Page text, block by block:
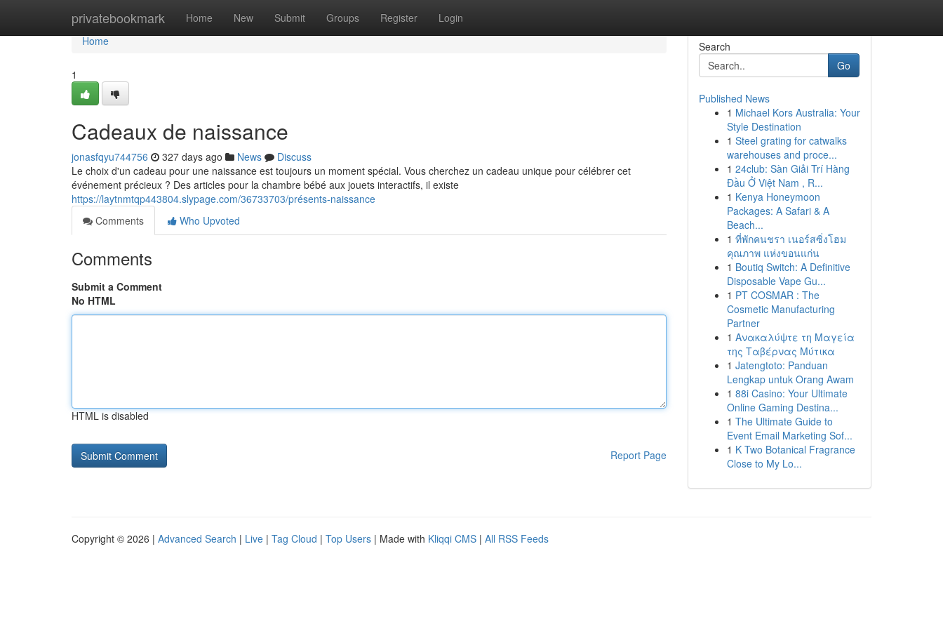
privatebookmark Home New Submit Groups Register Login
Home
Home
1
Cadeaux de naissance
jonasfqyu744756 327 days ago News
Discuss
Le choix d'un cadeau pour une naissance est toujours un moment spécial. Vous cherchez un cadeau unique pour célébrer cet
événement précieux ? Des articles pour la chambre bébé aux jouets interactifs, il existe
https://laytnmtqp443804.slypage.com/36733703/présents-naissance
Comments
Who Upvoted
Comments
Submit a Comment
No HTML
HTML is disabled
Report Page
Search
Go
Published News
1 Michael Kors Australia: Your
Style Destination
1 Steel grating for catwalks
warehouses and proce...
1 24club: Sàn Giải Trí Hàng
Đầu Ở Việt Nam , R...
1 Kenya Honeymoon
Packages: A Safari & A
Beach...
1 ที่พักคนชรา เนอร์สซิ่งโฮม
คุณภาพ แห่งขอนแก่น
1 Boutiq Switch: A Definitive
Disposable Vape Gu...
1 PT COSMAR : The
Cosmetic Manufacturing
Partner
1 Ανακαλύψτε τη Μαγεία
της Ταβέρνας Μύτικα
1 Jatengtoto: Panduan
Lengkap untuk Orang Awam
1 88i Casino: Your Ultimate
Online Gaming Destina...
1 The Ultimate Guide to
Event Email Marketing Sof...
1 K Two Botanical Fragrance
Close to My Lo...
Copyright © 2026 | Advanced Search | Live | Tag Cloud | Top Users | Made with Kliqqi CMS | All RSS Feeds